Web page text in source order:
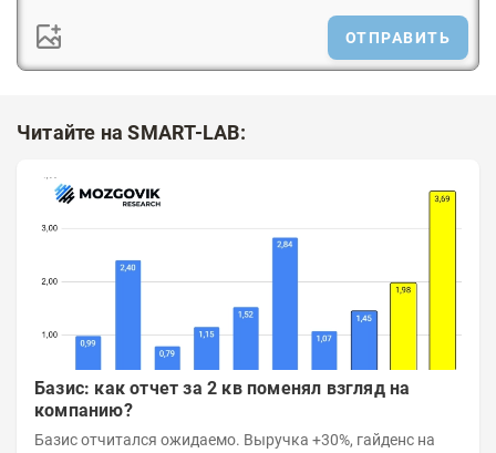
ОТПРАВИТЬ
Читайте на SMART-LAB:
Базис: как отчет за 2 кв поменял взгляд на
компанию?
Базис отчитался ожидаемо. Выручка +30%, гайденс на